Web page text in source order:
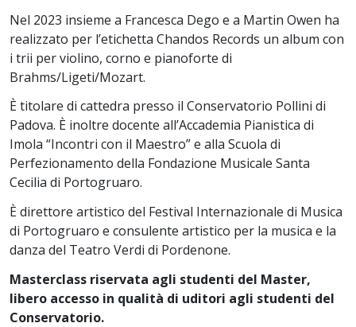
Nel 2023 insieme a Francesca Dego e a Martin Owen ha
realizzato per l’etichetta Chandos Records un album con
i trii per violino, corno e pianoforte di
Brahms/Ligeti/Mozart.
È titolare di cattedra presso il Conservatorio Pollini di
Padova. È inoltre docente all’Accademia Pianistica di
Imola “Incontri con il Maestro” e alla Scuola di
Perfezionamento della Fondazione Musicale Santa
Cecilia di Portogruaro.
È direttore artistico del Festival Internazionale di Musica
di Portogruaro e consulente artistico per la musica e la
danza del Teatro Verdi di Pordenone.
Masterclass riservata agli studenti del Master,
libero accesso in qualità di uditori agli studenti del
Conservatorio.